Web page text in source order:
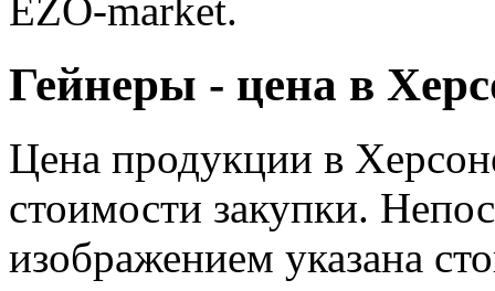
EZO-market.
Гейнеры - цена в
Цена продукции в
стоимости закупки.
изображением указана